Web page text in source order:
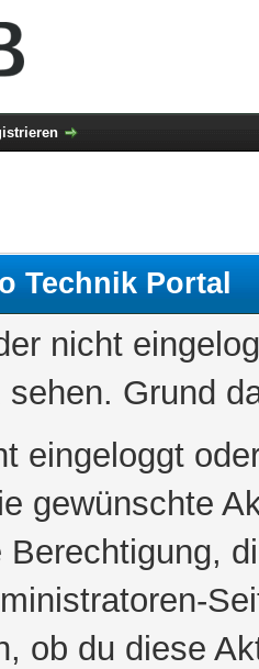
Technik Portal
nicht
Grund
eingeloggt
gewünschte
Berechtigung,
ob du diese